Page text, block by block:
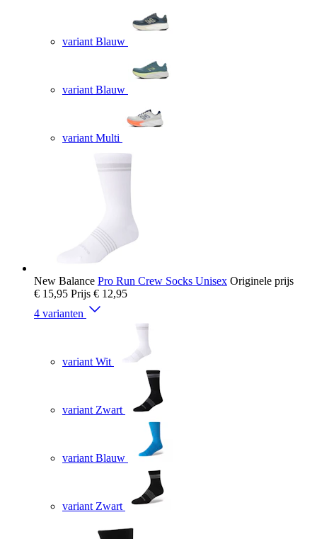
variant Blauw
variant Blauw
variant Multi
New Balance Pro Run Crew Socks Unisex Originele prijs
€ 15,95 Prijs € 12,95
4 varianten
variant Wit
variant Zwart
variant Blauw
variant Zwart